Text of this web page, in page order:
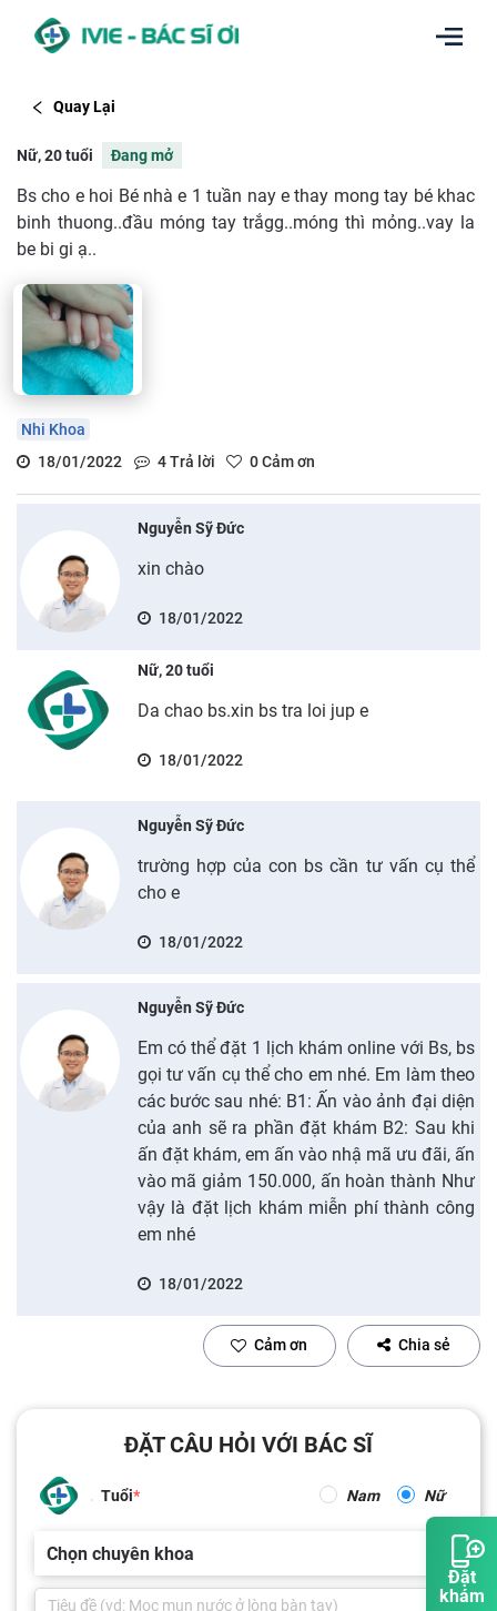
Đặt
khám
Quay Lại
Nữ, 20 tuổi Đang mở
Bs cho e hoi Bé nhà e 1 tuần nay e thay mong tay bé khac
binh thuong..đầu móng tay trắgg..móng thì mỏng..vay la
be bi gi ạ..
Nhi Khoa
18/01/2022
4Trả lời 0Cảm ơn
Nguyễn Sỹ Đức
xin chào
18/01/2022
Nữ, 20 tuổi
Da chao bs.xin bs tra loi jup e
18/01/2022
Nguyễn Sỹ Đức
trường hợp của con bs cần tư vấn cụ thể
cho e
18/01/2022
Nguyễn Sỹ Đức
Em có thể đặt 1 lịch khám online với Bs, bs
gọi tư vấn cụ thể cho em nhé. Em làm theo
các bước sau nhé: B1: Ấn vào ảnh đại diện
của anh sẽ ra phần đặt khám B2: Sau khi
ấn đặt khám, em ấn vào nhậ mã ưu đãi, ấn
vào mã giảm 150.000, ấn hoàn thành Như
vậy là đặt lịch khám miễn phí thành công
em nhé
18/01/2022
Cảm ơn Chia sẻ
ĐẶT CÂU HỎI VỚI BÁC SĨ
Tuổi Nam Nữ
Chọn chuyên khoa